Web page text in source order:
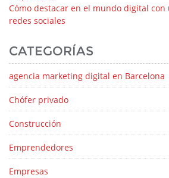
Cómo destacar en el mundo digital
redes sociales
CATEGORÍAS
agencia marketing digital en Barcelona
Chófer privado
Construcción
Emprendedores
Empresas